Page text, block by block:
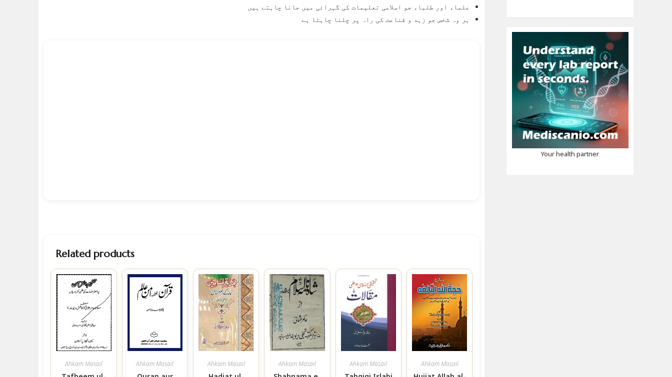
علماء اور طلباء جو اسلامی تعلیمات کی گہرائی میں جانا چاہتے ہیں
ہر وہ شخص جو زہد و قناعت کی راہ پر چلنا چاہتا ہے
Related products
Ahkam Masail Ahkam Masail Ahkam Masail Ahkam Masail Ahkam Masail Ahkam Masail
Your health partner